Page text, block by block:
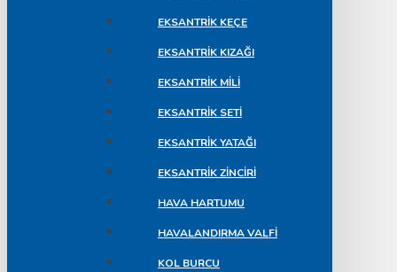
EKSANTRIK KEÇE
EKSANTRIK KIZAĞI
EKSANTRIK MILI
EKSANTRIK SETI
EKSANTRIK YATAĞI
EKSANTRIK ZINCIRI
HAVA HARTUMU
HAVALANDIRMA VALFI
KOL BURCU